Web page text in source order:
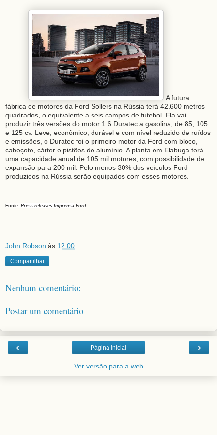
A futura
fábrica de motores da Ford Sollers na Rússia terá 42.600 metros
quadrados, o equivalente a seis campos de futebol. Ela vai
produzir três versões do motor 1.6 Duratec a gasolina, de 85, 105
e 125 cv. Leve, econômico, durável e com nível reduzido de ruídos
e emissões, o Duratec foi o primeiro motor da Ford com bloco,
cabeçote, cárter e pistões de alumínio. A planta em Elabuga terá
uma capacidade anual de 105 mil motores, com possibilidade de
expansão para 200 mil. Pelo menos 30% dos veículos Ford
produzidos na Rússia serão equipados com esses motores.
Fonte: Press releases Imprensa Ford
John Robson às 12:00
Compartilhar
Nenhum comentário:
Postar um comentário
‹ ›
Página inicial
Ver versão para a web